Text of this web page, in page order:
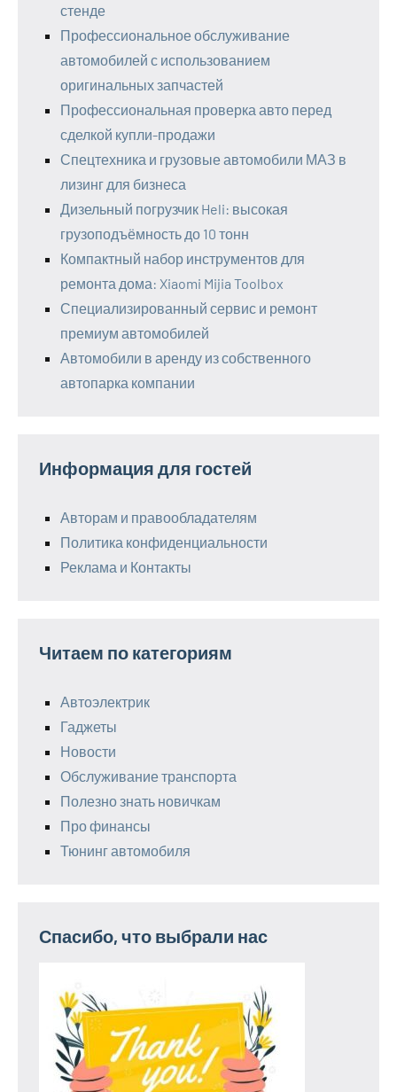
стенде
Профессиональное обслуживание
автомобилей с использованием
оригинальных запчастей
Профессиональная проверка авто перед
сделкой купли-продажи
Спецтехника и грузовые автомобили МАЗ в
лизинг для бизнеса
Дизельный погрузчик Heli: высокая
грузоподъёмность до 10 тонн
Компактный набор инструментов для
ремонта дома: Xiaomi Mijia Toolbox
Специализированный сервис и ремонт
премиум автомобилей
Автомобили в аренду из собственного
автопарка компании
Информация для гостей
Авторам и правообладателям
Политика конфиденциальности
Реклама и Контакты
Читаем по категориям
Автоэлектрик
Гаджеты
Новости
Обслуживание транспорта
Полезно знать новичкам
Про финансы
Тюнинг автомобиля
Спасибо, что выбрали нас